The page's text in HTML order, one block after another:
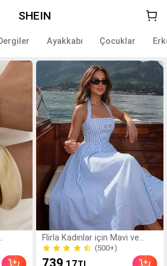
SHEIN
Ayakkabı Çocuklar
Çok
Flirla Kadınlar için Mavi ve
Beyaz Çizgili, Askısız, Sırtı
Açık, A Kesim, Günlük, Tatillik,
(500+)